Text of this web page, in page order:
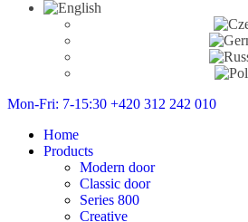
Mon-Fri: 7-15:30 +420 312 242 010
Home
Products
Modern door
Classic door
Series 800
Creative